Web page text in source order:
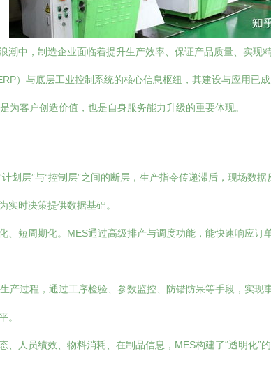
潮中，制造企业面临着提升生产效率、保证产品质量、实
）与底层工业控制系统的核心信息枢纽，其建设与应用已
客户创造价值，也是自身服务能力升级的重要体现。
计划层”与“控制层”之间的断层，生产指令传递滞后，现场
实时决策提供数据基础。
、短周期化。MES通过高级排产与调度功能，能快速响应
产过程，通过工序检验、参数监控、防错防呆等手段，实
。
、人员绩效、物料消耗、在制品信息，MES构建了“透明化